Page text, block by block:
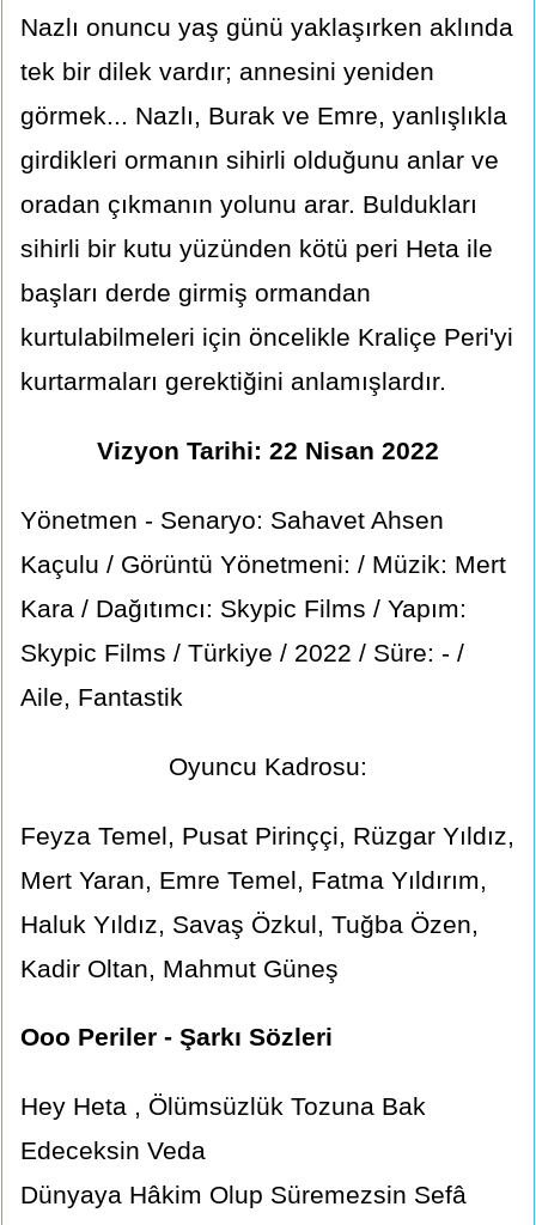
Nazlı onuncu yaş günü yaklaşırken aklında
tek bir dilek vardır; annesini yeniden
görmek... Nazlı, Burak ve Emre, yanlışlıkla
girdikleri ormanın sihirli olduğunu anlar ve
oradan çıkmanın yolunu arar. Buldukları
sihirli bir kutu yüzünden kötü peri Heta ile
başları derde girmiş ormandan
kurtulabilmeleri için öncelikle Kraliçe Peri'yi
kurtarmaları gerektiğini anlamışlardır.
Vizyon Tarihi: 22 Nisan 2022
Yönetmen - Senaryo: Sahavet Ahsen
Kaçulu / Görüntü Yönetmeni: / Müzik: Mert
Kara / Dağıtımcı: Skypic Films / Yapım:
Skypic Films / Türkiye / 2022 / Süre: - /
Aile, Fantastik
Oyuncu Kadrosu:
Feyza Temel, Pusat Pirinççi, Rüzgar Yıldız,
Mert Yaran, Emre Temel, Fatma Yıldırım,
Haluk Yıldız, Savaş Özkul, Tuğba Özen,
Kadir Oltan, Mahmut Güneş
Ooo Periler - Şarkı Sözleri
Hey Heta , Ölümsüzlük Tozuna Bak
Edeceksin Veda
Dünyaya Hâkim Olup Süremezsin Sefâ